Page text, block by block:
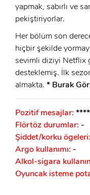
yapmak, sabırlı ve
pekiştiriyorlar.
Her bölüm son
hiçbir şekilde
sevimli diziyi Netflix
desteklemiş. İlk
almakta. * Burak
Pozitif mesajlar:
Flörtöz durumlar: -
Şiddet/korku ögeleri:
Argo kullanımı: -
Alkol-sigara
Oyuncak isteme